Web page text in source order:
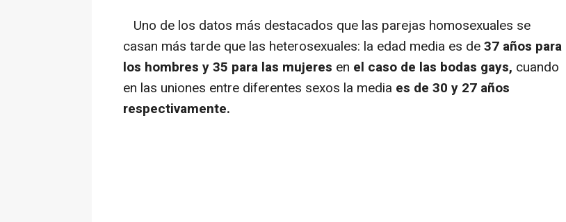
Uno de los datos más destacados que las parejas homosexuales se
casan más tarde que las heterosexuales: la edad media es de37 años para
los hombres y 35 para las mujeres en el caso de las bodas gays, cuando
en las uniones entre diferentes sexos la media es de 30 y 27 años
respectivamente.